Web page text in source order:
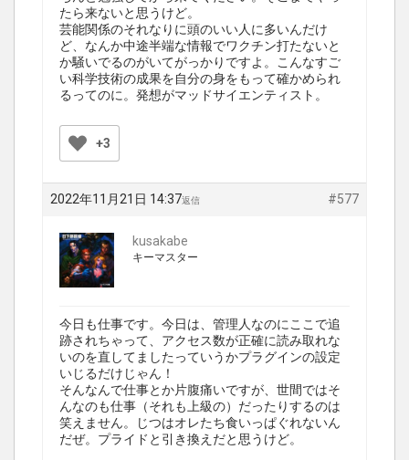
たら来ないと思うけど。
芸能関係のそれなりに頭のいい人に多いんだけ
ど、なんか中途半端な情報でワクチン打たないと
か騒いでるのがいてがっかりですよ。こんなすご
い科学技術の成果を自分の身をもって確かめられ
るってのに。発想がマッドサイエンティスト。
+3
2022年11月21日 14:37 #577
返信
kusakabe
キーマスター
今日も仕事です。今日は、管理人なのにここで追
跡されちゃって、アクセス数が正確に読み取れな
いのを直してましたっていうかプラグインの設定
いじるだけじゃん！
そんなんで仕事とか片腹痛いですが、世間ではそ
んなのも仕事（それも上級の）だったりするのは
笑えません。じつはオレたち食いっぱぐれないん
だぜ。プライドと引き換えだと思うけど。